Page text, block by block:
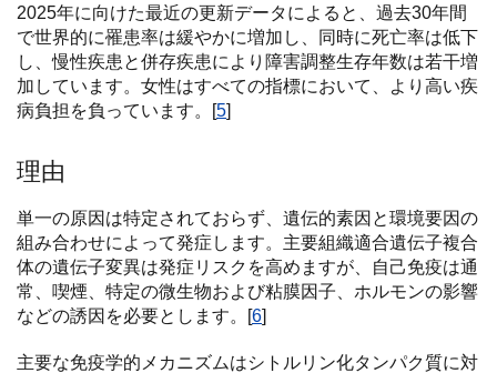
2025年に向けた最近の更新データによると、過去30年間
で世界的に罹患率は緩やかに増加し、同時に死亡率は低下
し、慢性疾患と併存疾患により障害調整生存年数は若干増
加しています。女性はすべての指標において、より高い疾
病負担を負っています。[5]
理由
単一の原因は特定されておらず、遺伝的素因と環境要因の
組み合わせによって発症します。主要組織適合遺伝子複合
体の遺伝子変異は発症リスクを高めますが、自己免疫は通
常、喫煙、特定の微生物および粘膜因子、ホルモンの影響
などの誘因を必要とします。[6]
主要な免疫学的メカニズムはシトルリン化タンパク質に対